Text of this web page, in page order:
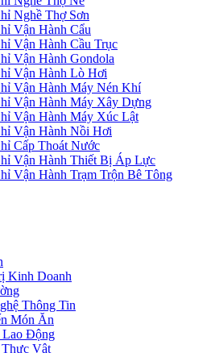
Nghề Thợ Sơn
Vận Hành Cẩu
Vận Hành Cầu Trục
Vận Hành Gondola
Vận Hành Lò Hơi
Vận Hành Máy Nén Khí
Vận Hành Máy Xây Dựng
Vận Hành Máy Xúc Lật
Vận Hành Nồi Hơi
Cấp Thoát Nước
Vận Hành Thiết Bị Áp Lực
Vận Hành Trạm Trộn Bê Tông
Kinh Doanh
Thông Tin
Món Ăn
Lao Động
Vật